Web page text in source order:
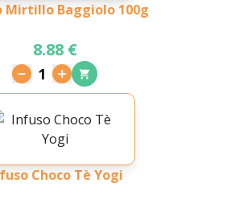
Mirtillo Baggiolo 100g
8.88 €
1
Choco Tè Yogi